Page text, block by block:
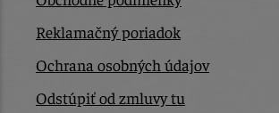
Reklamačný poriadok
Ochrana osobných údajov
Odstúpiť od zmluvy tu